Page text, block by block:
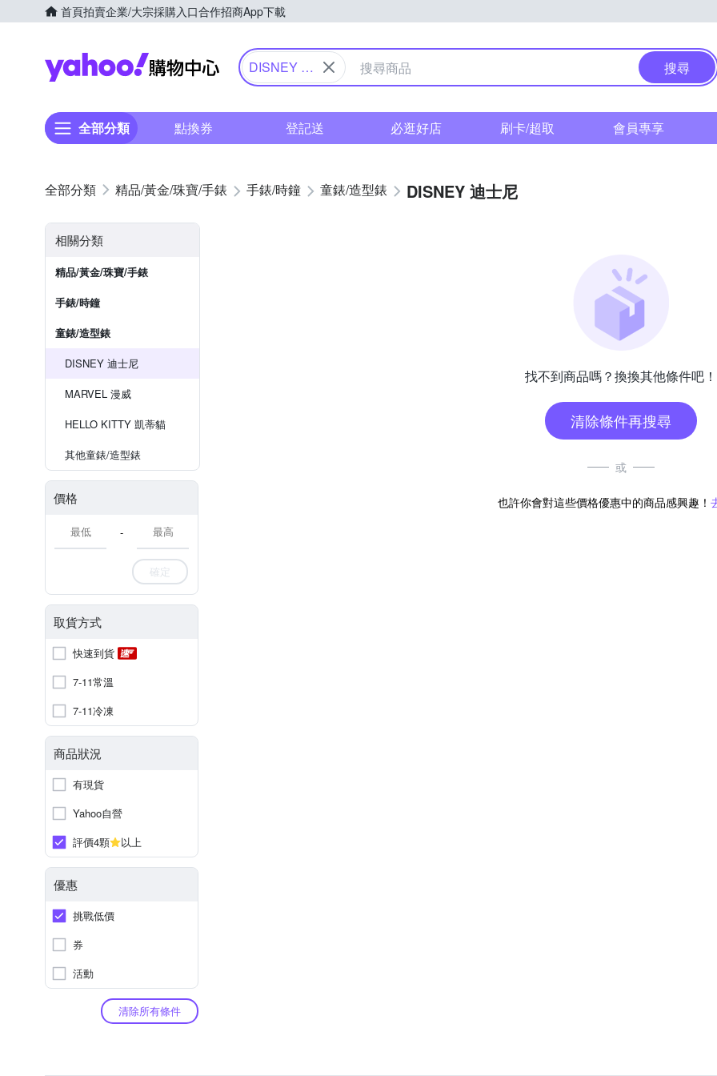
首頁拍賣企業/大宗採購入口合作招商App下載
Yahoo購物中心
DISNEY 迪
搜尋
全部分類 點換券 登記送 必逛好店 刷卡/超取 會員專享
精品/黃金/珠寶/手錶 手錶/時鐘 童錶/造型錶 DISNEY 迪士尼
相關分類
精品/黃金/珠寶/手錶
手錶/時鐘
童錶/造型錶
DISNEY 迪士尼
MARVEL 漫威
HELLO KITTY 凱蒂貓
其他童錶/造型錶
價格
-
確定
取貨方式
快速到貨
7-11常溫
7-11冷凍
商品狀況
有現貨
Yahoo自營
評價4顆
以上
優惠
挑戰低價
券
活動
清除所有條件
找不到商品嗎？換換其他條件吧！
清除條件再搜尋
或
也許你會對這些價格優惠中的商品感興趣！